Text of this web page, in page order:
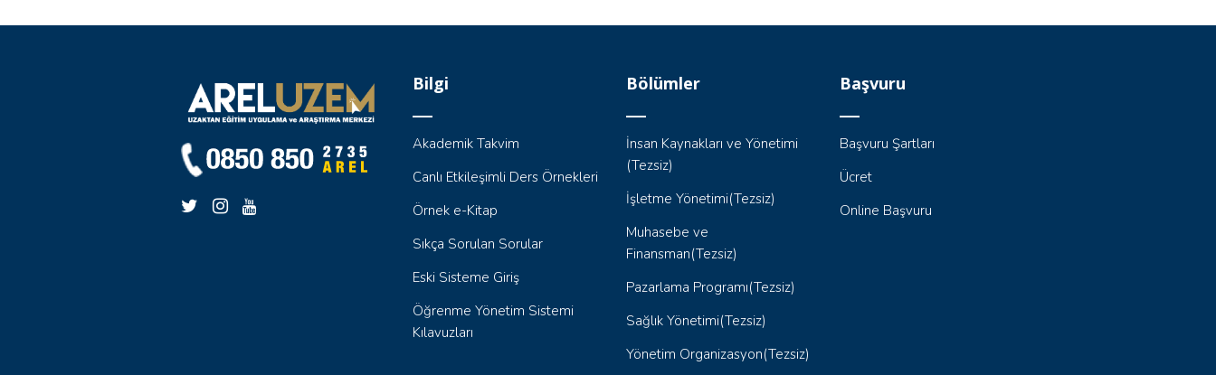
Bilgi
Akademik Takvim
Canlı Etkileşimli Ders Örnekleri
Örnek e-Kitap
Sıkça Sorulan Sorular
Eski Sisteme Giriş
Öğrenme Yönetim Sistemi
Kılavuzları
Bölümler
İnsan Kaynakları ve Yönetimi
(Tezsiz)
İşletme Yönetimi(Tezsiz)
Muhasebe ve
Finansman(Tezsiz)
Pazarlama Programı(Tezsiz)
Sağlık Yönetimi(Tezsiz)
Yönetim Organizasyon(Tezsiz)
Başvuru
Başvuru Şartları
Ücret
Online Başvuru